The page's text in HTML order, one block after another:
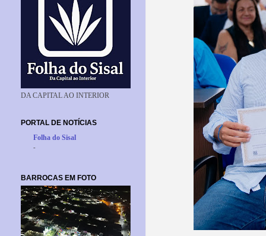
DA CAPITAL AO INTERIOR
PORTAL DE NOTÍCIAS
Folha do Sisal
-
BARROCAS EM FOTO